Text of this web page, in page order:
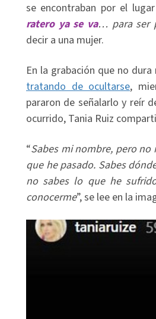
se encontraban por el
ratero ya se va… para ser
decir a una mujer.
En la grabación que no
tratando de ocultarse,
pararon de señalarlo y reír
ocurrido, Tania Ruiz
“Sabes mi nombre, pero
que he pasado. Sabes
no sabes lo que he
conocerme”, se lee en la